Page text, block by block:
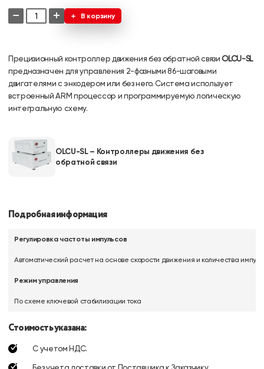
− + В корзину
Прецизионный контроллер движения без обратной связиOLCU-SL
предназначен для управления 2-фазными 86-шаговыми
двигателями с энкодером или без него. Система использует
встроенный ARM процессор и программируемую логическую
интегральную схему.
OLCU-SL – Контроллеры движения без
обратной связи
Подробная информация
Регулировка частоты импульсов
Автоматический расчет на основе скорости движения и количества
Режим управления
По схеме ключевой стабилизации тока
Стоимость указана:
С учетом НДС.